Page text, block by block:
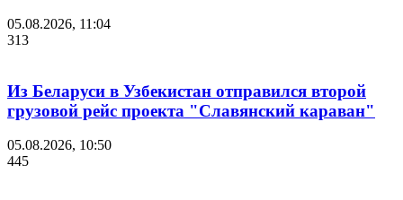
05.08.2026, 11:04
313
Из Беларуси в Узбекистан отправился второй
грузовой рейс проекта "Славянский караван"
05.08.2026, 10:50
445